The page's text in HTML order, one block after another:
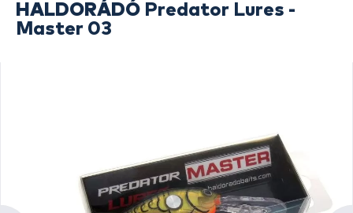
HALDORÁDÓ Predator Lures -
Master 03